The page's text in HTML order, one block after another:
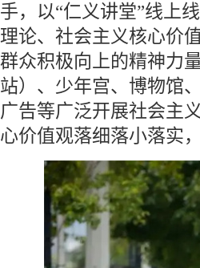
手，以“仁义讲堂”线上
理论、社会主义核心价
群众积极向上的精神力
站）、少年宫、博物馆
广告等广泛开展社会主
心价值观落细落小落实